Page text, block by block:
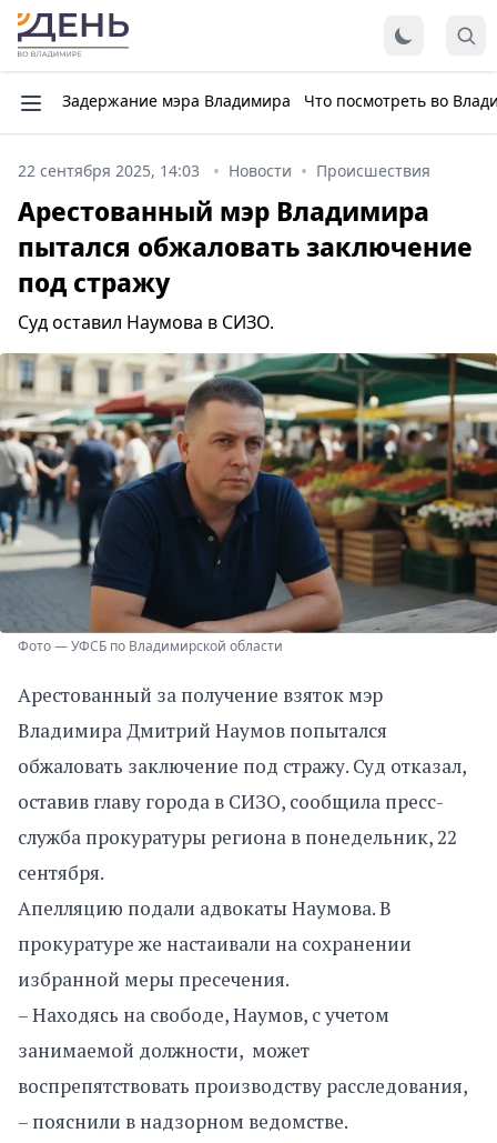
Задержание мэра Владимира Что посмотреть во
22 сентября 2025, 14:03 Новости Происшествия
Арестованный мэр Владимира
пытался обжаловать заключение
под стражу
Суд оставил Наумова в СИЗО.
Фото — УФСБ по Владимирской области
Арестованный за получение взяток мэр
Владимира Дмитрий Наумов попытался
обжаловать заключение под стражу. Суд отказал,
оставив главу города в СИЗО, сообщила пресс-
служба прокуратуры региона в понедельник, 22
сентября.
Апелляцию подали адвокаты Наумова. В
прокуратуре же настаивали на сохранении
избранной меры пресечения.
– Находясь на свободе, Наумов, с учетом
занимаемой должности, может
воспрепятствовать производству расследования,
– пояснили в надзорном ведомстве.